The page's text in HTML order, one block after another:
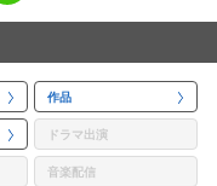
作品
ドラマ出演
音楽配信